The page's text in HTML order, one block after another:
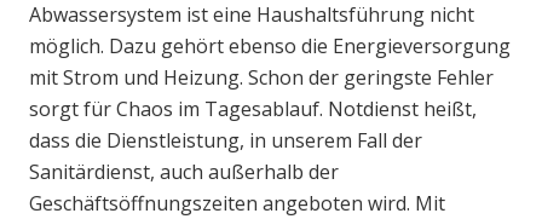
Abwassersystem ist eine Haushaltsführung nicht
möglich. Dazu gehört ebenso die Energieversorgung
mit Strom und Heizung. Schon der geringste Fehler
sorgt für Chaos im Tagesablauf. Notdienst heißt,
dass die Dienstleistung, in unserem Fall der
Sanitärdienst, auch außerhalb der
Geschäftsöffnungszeiten angeboten wird. Mit